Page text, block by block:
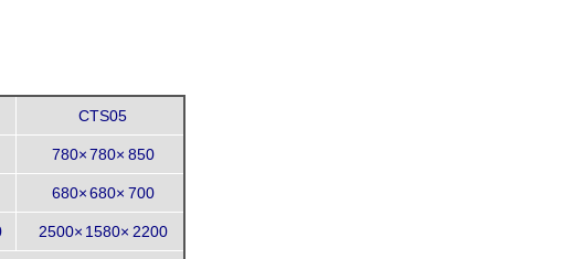
CTS05
780× 780× 850
680× 680× 700
2500× 1580× 2200